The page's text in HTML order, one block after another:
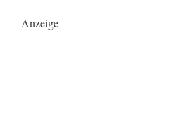
Anzeige